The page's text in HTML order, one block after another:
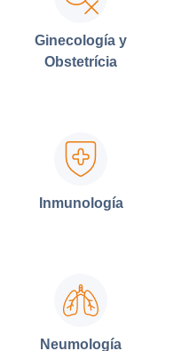
Ginecología y
Obstetrícia
Inmunología
Neumología